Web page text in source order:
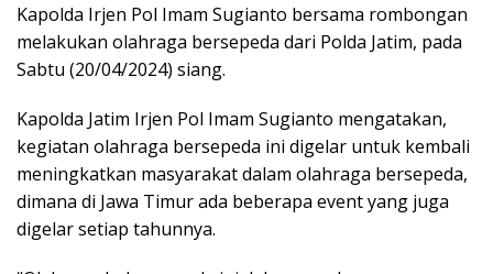
Kapolda Irjen Pol Imam Sugianto bersama rombongan
melakukan olahraga bersepeda dari Polda Jatim, pada
Sabtu (20/04/2024) siang.
Kapolda Jatim Irjen Pol Imam Sugianto mengatakan,
kegiatan olahraga bersepeda ini digelar untuk kembali
meningkatkan masyarakat dalam olahraga bersepeda,
dimana di Jawa Timur ada beberapa event yang juga
digelar setiap tahunnya.